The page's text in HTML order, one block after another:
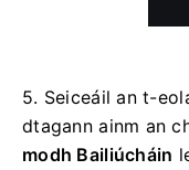
5. Seiceáil an t-
dtagann ainm an
modh Bailiúcháin